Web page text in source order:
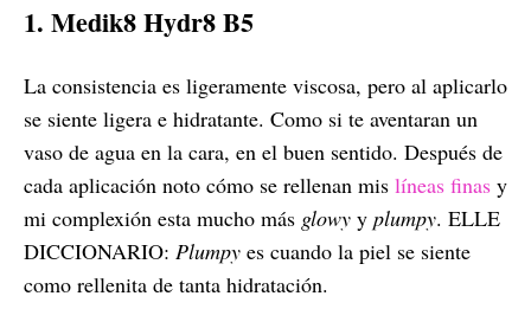
1. Medik8 Hydr8 B5
La consistencia es ligeramente viscosa, pero al aplicarlo
se siente ligera e hidratante. Como si te aventaran un
vaso de agua en la cara, en el buen sentido. Después de
cada aplicación noto cómo se rellenan mis líneas finas y
mi complexión esta mucho más glowy y plumpy. ELLE
DICCIONARIO: Plumpy es cuando la piel se siente
como rellenita de tanta hidratación.